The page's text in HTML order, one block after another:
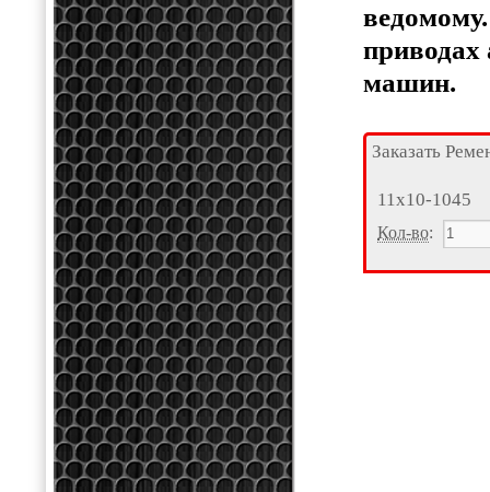
приводах
машин.
Заказать
11х10-1045
Кол-во: